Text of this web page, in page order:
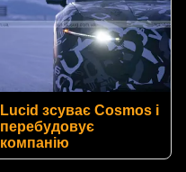
Lucid зсуває Cosmos і
перебудовує
компанію